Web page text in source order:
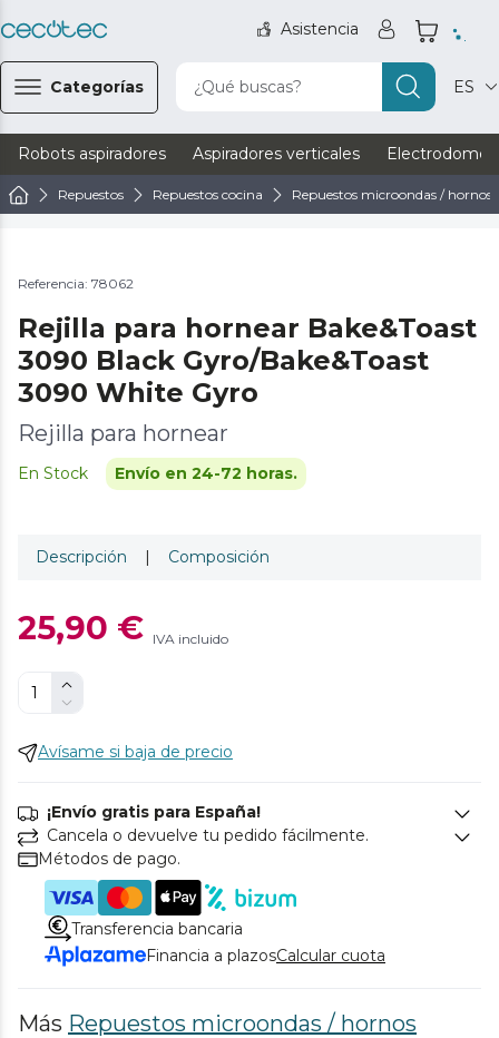
Asistencia
Categorías ¿Qué buscas? ES
Robots aspiradores Aspiradores verticales
Repuestos Repuestos cocina Repuestos microondas / hornos
Referencia: 78062
Rejilla para hornear Bake&Toast
3090 Black Gyro/Bake&Toast
3090 White Gyro
Rejilla para hornear
En Stock Envío en 24-72 horas.
Descripción | Composición
25,90 € IVA incluido
Avísame si baja de precio
¡Envío gratis para España!
Cancela o devuelve tu pedido fácilmente.
Métodos de pago.
Transferencia bancaria
Financia a plazosCalcular cuota
Más Repuestos microondas / hornos